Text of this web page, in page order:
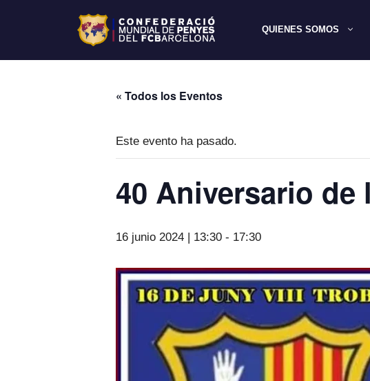
QUIENES SOMOS
« Todos los Eventos
Este evento ha pasado.
40 Aniversario de
16 junio 2024 | 13:30 - 17:30